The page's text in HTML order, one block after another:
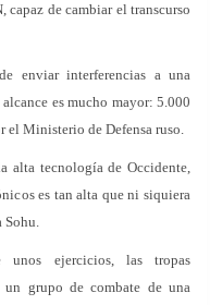
capaz de cambiar el transcurso
enviar interferencias a una
es mucho mayor: 5.000
el Ministerio de Defensa ruso.
alta tecnología de Occidente,
es tan alta que ni siquiera
Sohu.
unos ejercicios, las tropas
un grupo de combate de una